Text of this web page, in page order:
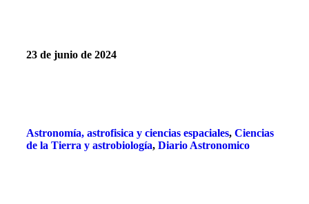
23 de junio de 2024
Astronomía, astrofisica y ciencias espaciales, Ciencias
de la Tierra y astrobiología, Diario Astronomico